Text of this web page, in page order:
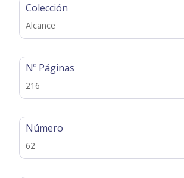
Colección
Alcance
Nº Páginas
216
Número
62